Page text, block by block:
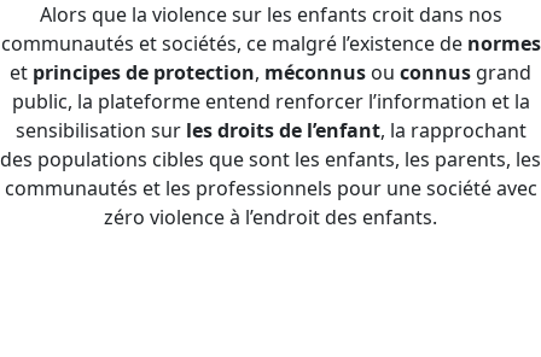
Alors que la violence sur les enfants croit dans nos
communautés et sociétés, ce malgré l’existence de normes
et principes de protection, méconnus ou connus grand
public, la plateforme entend renforcer l’information et la
sensibilisation sur les droits de l’enfant, la rapprochant
des populations cibles que sont les enfants, les parents, les
communautés et les professionnels pour une société avec
zéro violence à l’endroit des enfants.